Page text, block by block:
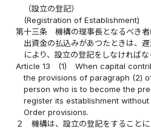
（設立の登記）
(Registration of Establishment)
第十三条
機構の理事長となるべき
出資金の払込みがあつたときは、
により、設立の登記をしなければな
Article 13
(1)
When capital
the provisions of paragraph (2)
person who is to become the
register its establishment
Order provisions.
２
機構は、設立の登記をすることに